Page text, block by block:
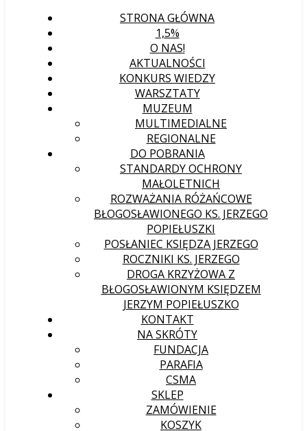
STRONA GŁÓWNA
1,5%
O NAS!
AKTUALNOŚCI
KONKURS WIEDZY
WARSZTATY
MUZEUM
MULTIMEDIALNE
REGIONALNE
DO POBRANIA
STANDARDY OCHRONY
MAŁOLETNICH
ROZWAŻANIA RÓŻAŃCOWE
BŁOGOSŁAWIONEGO KS. JERZEGO
POPIEŁUSZKI
POSŁANIEC KSIĘDZA JERZEGO
ROCZNIKI KS. JERZEGO
DROGA KRZYŻOWA Z
BŁOGOSŁAWIONYM KSIĘDZEM
JERZYM POPIEŁUSZKO
KONTAKT
NA SKRÓTY
FUNDACJA
PARAFIA
CSMA
SKLEP
ZAMÓWIENIE
KOSZYK